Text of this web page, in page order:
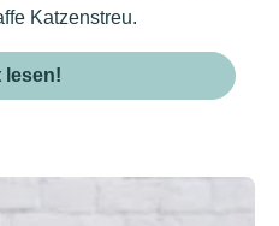
Katzenstreu.
lesen!